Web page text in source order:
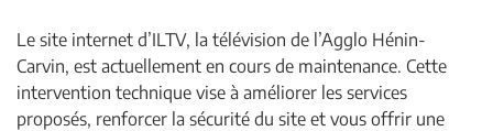
Le site internet d’ILTV, la télévision de l’Agglo Hénin-
Carvin, est actuellement en cours de maintenance. Cette
intervention technique vise à améliorer les services
proposés, renforcer la sécurité du site et vous offrir une